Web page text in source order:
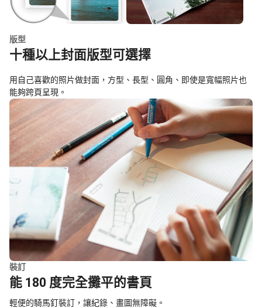
版型
十種以上封面版型可選擇
用自己喜歡的照片做封面，方型、長型、圓角、即使是寬幅照片也
能夠跨頁呈現。
裝訂
能 180 度完全攤平的書頁
輕便的騎馬釘裝訂，讓紀錄、畫圖無障礙。